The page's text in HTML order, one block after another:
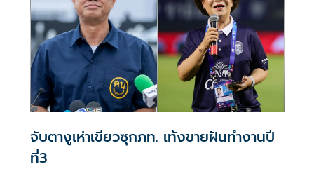
จับตางูเห่าเขียวซุกภท. เท้งขายฝันทำงานปี
ที่3